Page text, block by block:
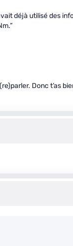
déjà utilisé des
Donc t’as